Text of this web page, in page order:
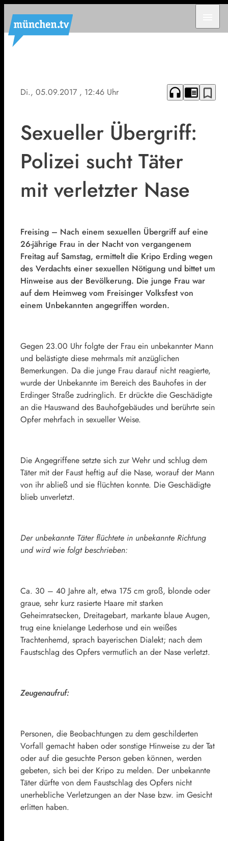
Di., 05.09.2017 , 12:46 Uhr headphones chrome_reader_mode bookmark_border
Sexueller Übergriff:
Polizei sucht Täter
mit verletzter Nase
Freising – Nach einem sexuellen Übergriff auf eine
26-jährige Frau in der Nacht von vergangenem
Freitag auf Samstag, ermittelt die Kripo Erding wegen
des Verdachts einer sexuellen Nötigung und bittet um
Hinweise aus der Bevölkerung. Die junge Frau war
auf dem Heimweg vom Freisinger Volksfest von
einem Unbekannten angegriffen worden.
Gegen 23.00 Uhr folgte der Frau ein unbekannter Mann
und belästigte diese mehrmals mit anzüglichen
Bemerkungen. Da die junge Frau darauf nicht reagierte,
wurde der Unbekannte im Bereich des Bauhofes in der
Erdinger Straße zudringlich. Er drückte die Geschädigte
an die Hauswand des Bauhofgebäudes und berührte sein
Opfer mehrfach in sexueller Weise.
Die Angegriffene setzte sich zur Wehr und schlug dem
Täter mit der Faust heftig auf die Nase, worauf der Mann
von ihr abließ und sie flüchten konnte. Die Geschädigte
blieb unverletzt.
Der unbekannte Täter flüchtete in unbekannte Richtung
und wird wie folgt beschrieben:
Ca. 30 – 40 Jahre alt, etwa 175 cm groß, blonde oder
graue, sehr kurz rasierte Haare mit starken
Geheimratsecken, Dreitagebart, markante blaue Augen,
trug eine knielange Lederhose und ein weißes
Trachtenhemd, sprach bayerischen Dialekt; nach dem
Faustschlag des Opfers vermutlich an der Nase verletzt.
Zeugenaufruf:
Personen, die Beobachtungen zu dem geschilderten
Vorfall gemacht haben oder sonstige Hinweise zu der Tat
oder auf die gesuchte Person geben können, werden
gebeten, sich bei der Kripo zu melden. Der unbekannte
Täter dürfte von dem Faustschlag des Opfers nicht
unerhebliche Verletzungen an der Nase bzw. im Gesicht
erlitten haben.